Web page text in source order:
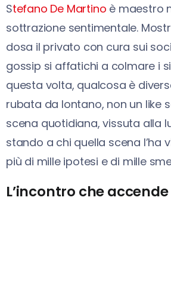
Stefano De Martino è maestro
sottrazione sentimentale.
dosa il privato con cura sui
gossip si affatichi a colmare i
questa volta, qualcosa è
rubata da lontano, non un like
scena quotidiana, vissuta alla
stando a chi quella scena l’ha
più di mille ipotesi e di mille
L’incontro che